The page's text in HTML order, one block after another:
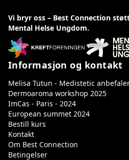
Vi bryr oss – Best Connection
Mental Helse Ungdom.
Informasjon og kontakt
Melisa Tutun - Medistetic
Dermoaroma workshop 2025
ImCas - Paris - 2024
European summet 2024
Bestill kurs
Kontakt
Om Best Connection
Betingelser